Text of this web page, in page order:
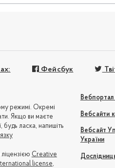
Фейсбук
Вебпортал
Вебсайти
Вебсайт
України
режимі. Окремі
Якщо ви маєте
будь ласка, напишіть
Creative
license,